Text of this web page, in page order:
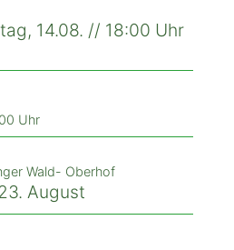
14.08. // 18:00 Uhr
Uhr
Wald- Oberhof
August